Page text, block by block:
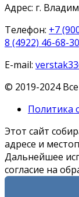
Адрес: г.
Телефон: +7
8 (4922) 46-68-30
E-mail:
© 2019-2024
Политика
Этот сайт
адресе и
Дальнейшее
согласие на